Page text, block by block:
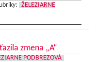
ŽELEZIARNE
zmena „A“
PODBREZOVÁ